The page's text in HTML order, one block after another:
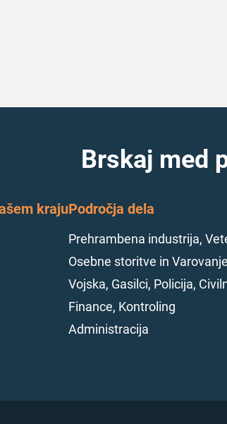
Brskaj med
krajuPodročja dela
Prehrambena industrija,
Osebne storitve in Varovanje
Vojska, Gasilci, Policija,
Finance, Kontroling
Administracija